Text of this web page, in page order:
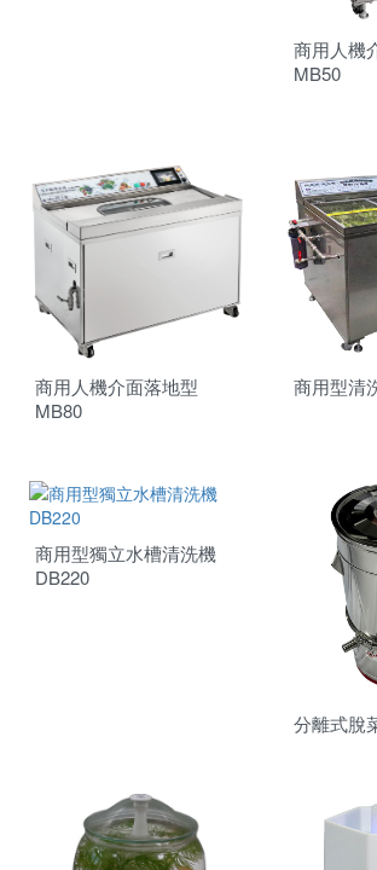
商用人機
MB50
商用人機介面落地型
MB80
商用型清
商用型獨立水槽清洗機
DB220
分離式脫